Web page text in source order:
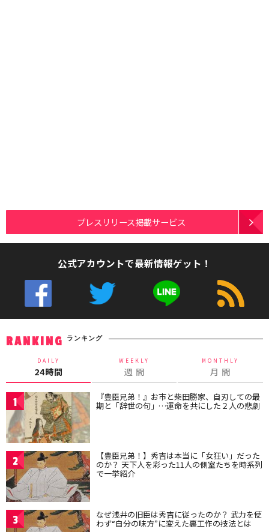
プレスリリース掲載サービス
公式アカウントで最新情報ゲット！
RANKING ランキング
DAILY
24時間
WEEKLY
週 間
MONTHLY
月 間
1 『豊臣兄弟！』お市と柴田勝家、自刃しての最
期と「辞世の句」…運命を共にした２人の悲劇
2 【豊臣兄弟！】秀吉は本当に「女狂い」だった
のか？ 天下人を彩った11人の側室たちを時系列
で一挙紹介
3 なぜ浅井の旧臣は秀吉に従ったのか？ 武力を使
わず“自分の味方”に変えた裏工作の技法とは